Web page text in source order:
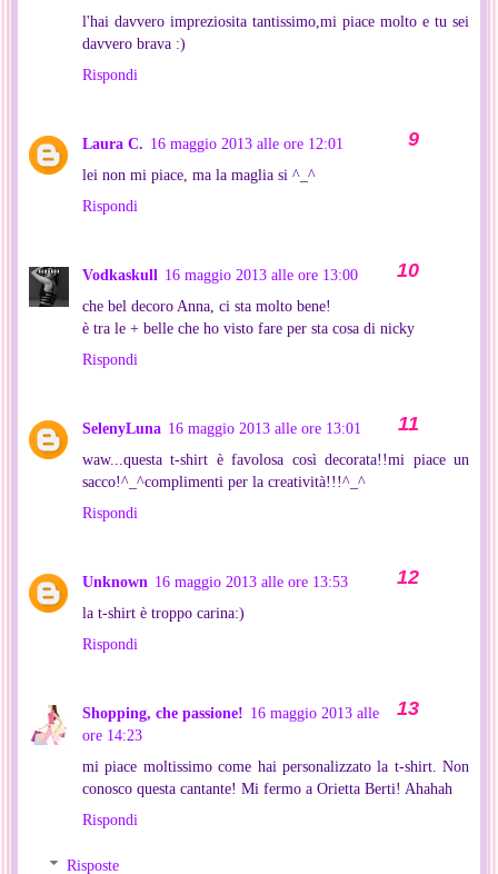
l'hai davvero impreziosita tantissimo,mi piace molto e tu sei
davvero brava :)
Rispondi
Laura C. 16 maggio 2013 alle ore 12:01
lei non mi piace, ma la maglia si ^_^
Rispondi
Vodkaskull 16 maggio 2013 alle ore 13:00
che bel decoro Anna, ci sta molto bene!
è tra le + belle che ho visto fare per sta cosa di nicky
Rispondi
SelenyLuna 16 maggio 2013 alle ore 13:01
waw...questa t-shirt è favolosa così decorata!!mi piace un
sacco!^_^complimenti per la creatività!!!^_^
Rispondi
Unknown 16 maggio 2013 alle ore 13:53
la t-shirt è troppo carina:)
Rispondi
Shopping, che passione! 16 maggio 2013 alle
ore 14:23
mi piace moltissimo come hai personalizzato la t-shirt. Non
conosco questa cantante! Mi fermo a Orietta Berti! Ahahah
Rispondi
Risposte